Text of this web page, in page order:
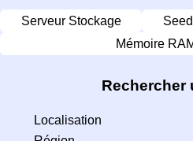
Serveur Stockage
Mémoire
Rechercher
Localisation